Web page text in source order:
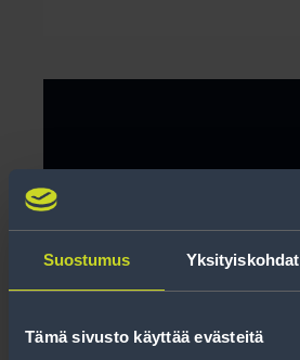
Suostumus Yksityiskohdat
Tämä sivusto käyttää evästeitä